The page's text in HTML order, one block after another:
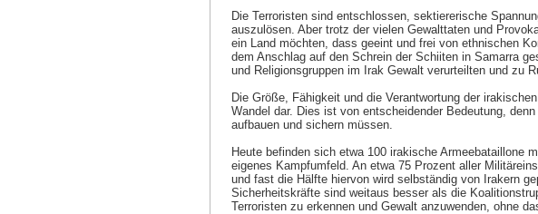
Die Terroristen sind entschlossen, sektiererische
auszulösen. Aber trotz der vielen Gewalttaten und
ein Land möchten, dass geeint und frei von ethnischen
dem Anschlag auf den Schrein der Schiiten in Samarra
und Religionsgruppen im Irak Gewalt verurteilten und zu
Die Größe, Fähigkeit und die Verantwortung der
Wandel dar. Dies ist von entscheidender Bedeutung,
aufbauen und sichern müssen.
Heute befinden sich etwa 100 irakische Armeebataillone
eigenes Kampfumfeld. An etwa 75 Prozent aller
und fast die Hälfte hiervon wird selbständig von Irakern
Sicherheitskräfte sind weitaus besser als die
Terroristen zu erkennen und Gewalt anzuwenden, ohne